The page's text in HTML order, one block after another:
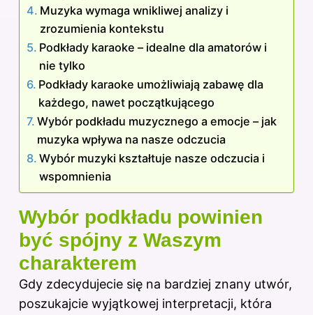
Muzyka wymaga wnikliwej analizy i
zrozumienia kontekstu
Podkłady karaoke – idealne dla amatorów i
nie tylko
Podkłady karaoke umożliwiają zabawę dla
każdego, nawet początkującego
Wybór podkładu muzycznego a emocje – jak
muzyka wpływa na nasze odczucia
Wybór muzyki kształtuje nasze odczucia i
wspomnienia
Wybór podkładu powinien
być spójny z Waszym
charakterem
Gdy zdecydujecie się na bardziej znany utwór,
poszukajcie wyjątkowej interpretacji, która